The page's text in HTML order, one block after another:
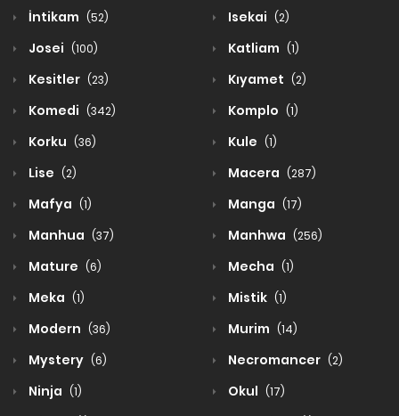
İntikam (52) Isekai (2)
Josei (100) Katliam (1)
Kesitler (23) Kıyamet (2)
Komedi (342) Komplo (1)
Korku (36) Kule (1)
Lise (2) Macera (287)
Mafya (1) Manga (17)
Manhua (37) Manhwa (256)
Mature (6) Mecha (1)
Meka (1) Mistik (1)
Modern (36) Murim (14)
Mystery (6) Necromancer (2)
Ninja (1) Okul (17)